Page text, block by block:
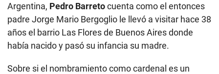
Argentina, Pedro Barretocuenta como el entonces
padre Jorge Mario Bergoglio le llevó a visitar hace 38
años el barrio Las Flores de Buenos Aires donde
había nacido y pasó su infancia su madre.
Sobre si el nombramiento como cardenal es un